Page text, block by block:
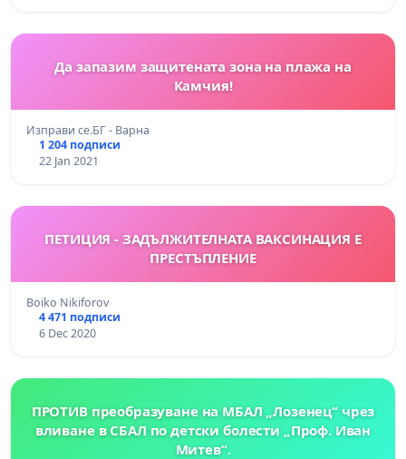
Да запазим защитената зона на плажа на
Камчия!
Изправи се.БГ - Варна
1 204 подписи
22 Jan 2021
ПЕТИЦИЯ - ЗАДЪЛЖИТЕЛНАТА ВАКСИНАЦИЯ Е
ПРЕСТЪПЛЕНИЕ
Boiko Nikiforov
4 471 подписи
6 Dec 2020
ПРОТИВ преобразуване на МБАЛ „Лозенец“ чрез
вливане в СБАЛ по детски болести „Проф. Иван
Митев“.